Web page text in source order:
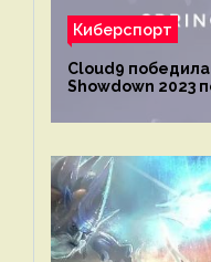
Киберспорт
Cloud9
Showdown 2023